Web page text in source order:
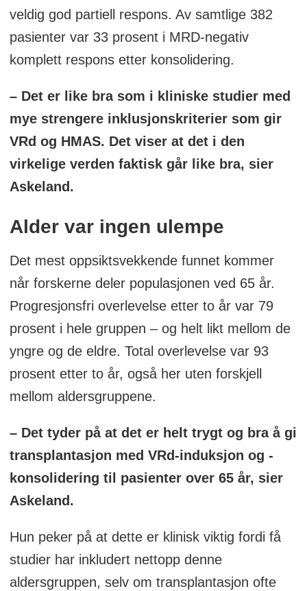
veldig god partiell respons. Av samtlige 382
pasienter var 33 prosent i MRD-negativ
komplett respons etter konsolidering.
– Det er like bra som i kliniske studier med
mye strengere inklusjonskriterier som gir
VRd og HMAS. Det viser at det i den
virkelige verden faktisk går like bra, sier
Askeland.
Alder var ingen ulempe
Det mest oppsiktsvekkende funnet kommer
når forskerne deler populasjonen ved 65 år.
Progresjonsfri overlevelse etter to år var 79
prosent i hele gruppen – og helt likt mellom de
yngre og de eldre. Total overlevelse var 93
prosent etter to år, også her uten forskjell
mellom aldersgruppene.
– Det tyder på at det er helt trygt og bra å gi
transplantasjon med VRd-induksjon og -
konsolidering til pasienter over 65 år, sier
Askeland.
Hun peker på at dette er klinisk viktig fordi få
studier har inkludert nettopp denne
aldersgruppen, selv om transplantasjon ofte